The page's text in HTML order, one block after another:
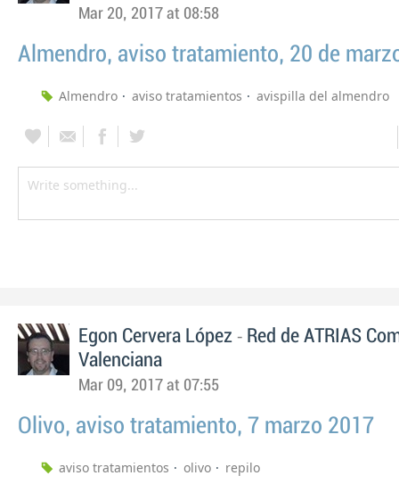
Mar 20, 2017 at 08:58
Almendro, aviso tratamiento, 20 de
Almendro aviso tratamientos avispilla del almendro
Egon Cervera López - Red de ATRIAS
Valenciana
Mar 09, 2017 at 07:55
Olivo, aviso tratamiento, 7 marzo 2017
aviso tratamientos olivo repilo